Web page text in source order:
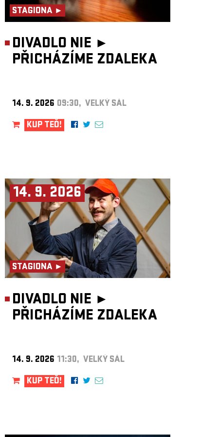
STAGIONA ►
DIVADLO NIE ►
PŘICHÁZÍME ZDALEKA
14. 9. 2026 09:30, VELKÝ SÁL
KUP TEĎ!
14. 9. 2026
STAGIONA ►
DIVADLO NIE ►
PŘICHÁZÍME ZDALEKA
14. 9. 2026 11:30, VELKÝ SÁL
KUP TEĎ!